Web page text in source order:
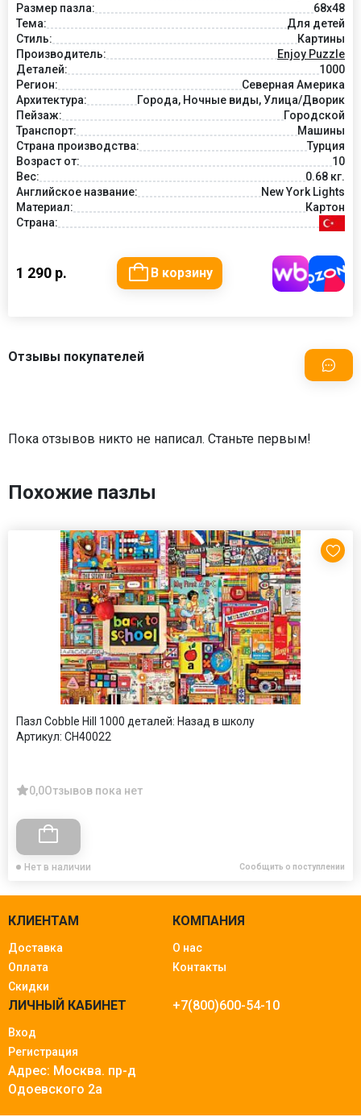
Размер пазла:
68x48
Тема:
Для детей
Стиль:
Картины
Производитель:
Enjoy Puzzle
Деталей:
1000
Регион:
Северная Америка
Архитектура:
Города, Ночные виды, Улица/Дворик
Пейзаж:
Городской
Транспорт:
Машины
Страна производства:
Турция
Возраст от:
10
Вес:
0.68 кг.
Английское название:
New York Lights
Материал:
Картон
Страна:
1 290 р. В корзину
Отзывы покупателей
Пока отзывов никто не написал. Станьте первым!
Похожие пазлы
Пазл Cobble Hill 1000 деталей: Назад в школу
Артикул: CH40022
0,0Отзывов пока нет
Нет в наличии Сообщить о поступлении
КЛИЕНТАМ
Доставка
Оплата
Скидки
КОМПАНИЯ
О нас
Контакты
ЛИЧНЫЙ КАБИНЕТ
Вход
Регистрация
+7(800)600-54-10
Адрес: Москва. пр-д
Одоевского 2а